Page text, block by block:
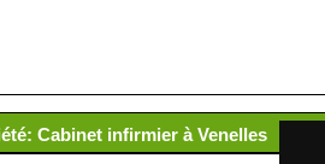
Cabinet infirmier à Venelles